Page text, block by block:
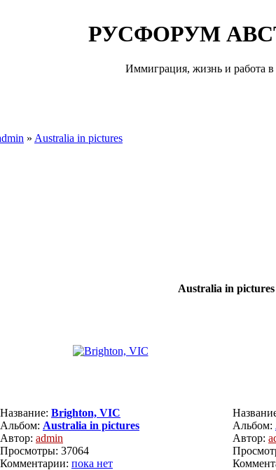
РУСФОРУМ
Иммиграция, жизнь и работа
» Australia in pictures
Australia in pictures
Название: Brighton, VIC
Альбом: Australia in pictures
Автор: admin
Просмотры: 37064
Комментарии: пока нет
Альбом:
Автор: